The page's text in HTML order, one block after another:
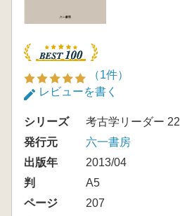
（1件）
レビューを書く
シリーズ
考古学リーダー 22
発行元
六一書房
出版年
2013/04
判
A5
ページ
207